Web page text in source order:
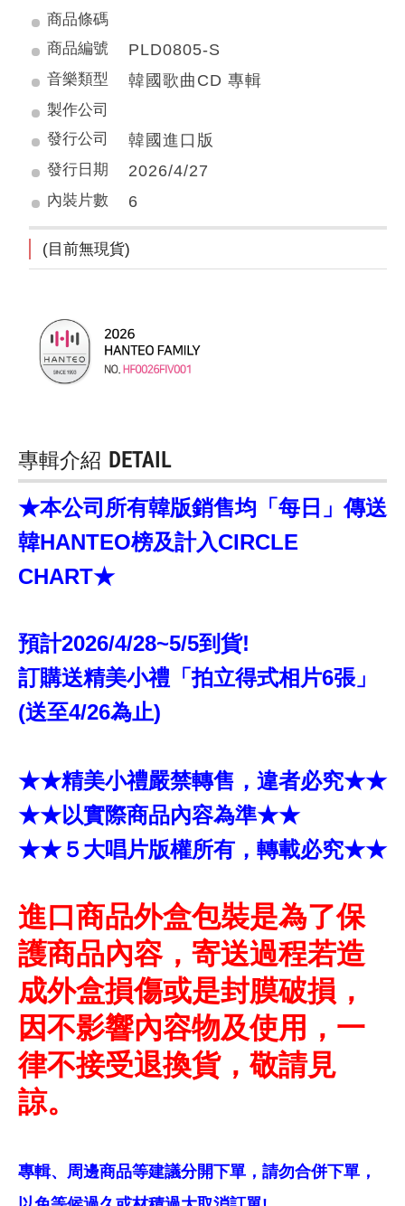
商品條碼
商品編號
PLD0805-S
音樂類型 韓國歌曲CD 專輯
製作公司
發行公司
韓國進口版
發行日期 2026/4/27
內裝片數 6
(目前無現貨)
專輯介紹 DETAIL
★本公司所有韓版銷售均「每日」傳送
韓HANTEO榜及計入CIRCLE
CHART★
預計2026/4/28~5/5到貨!
訂購送精美小禮「拍立得式相片6張」
(送至4/26為止)
★★精美小禮嚴禁轉售，違者必究★★
★★以實際商品內容為準★★
★★５大唱片版權所有，轉載必究★★
進口商品外盒包裝是為了保
護商品內容，寄送過程若造
成外盒損傷或是封膜破損，
因不影響內容物及使用，一
律不接受退換貨，敬請見
諒。
專輯、周邊商品等建議分開下單，請勿合併下單，